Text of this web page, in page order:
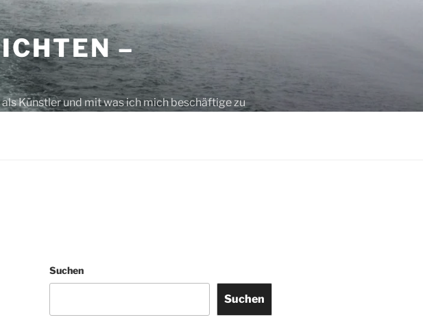
–
Künstler und mit was ich mich beschäftige zu
Suchen
Suchen